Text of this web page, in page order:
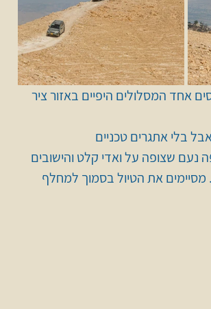
אחד המסלולים היפיים באזור ציר
בלי אתגרים טכניים
נעם שצופה על ואדי קלט והישובים
את הטיול בסמוך למחלף